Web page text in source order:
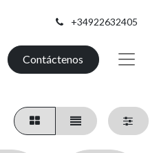
+34922632405
Contáctenos